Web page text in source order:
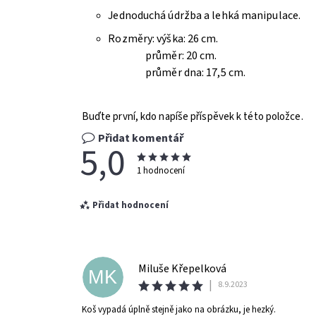
Jednoduchá údržba a lehká manipulace.
Rozměry: výška: 26 cm.
průměr: 20 cm.
průměr dna: 17,5 cm.
Buďte první, kdo napíše příspěvek k této položce.
Přidat komentář
5,0 1 hodnocení
Přidat hodnocení
MK
Miluše Křepelková
|
8.9.2023
Koš vypadá úplně stejně jako na obrázku, je hezký.